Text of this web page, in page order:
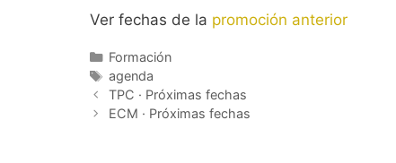
Ver fechas de la promoción anterior
Categorías
Formación
Etiquetas
agenda
TPC · Próximas fechas
ECM · Próximas fechas